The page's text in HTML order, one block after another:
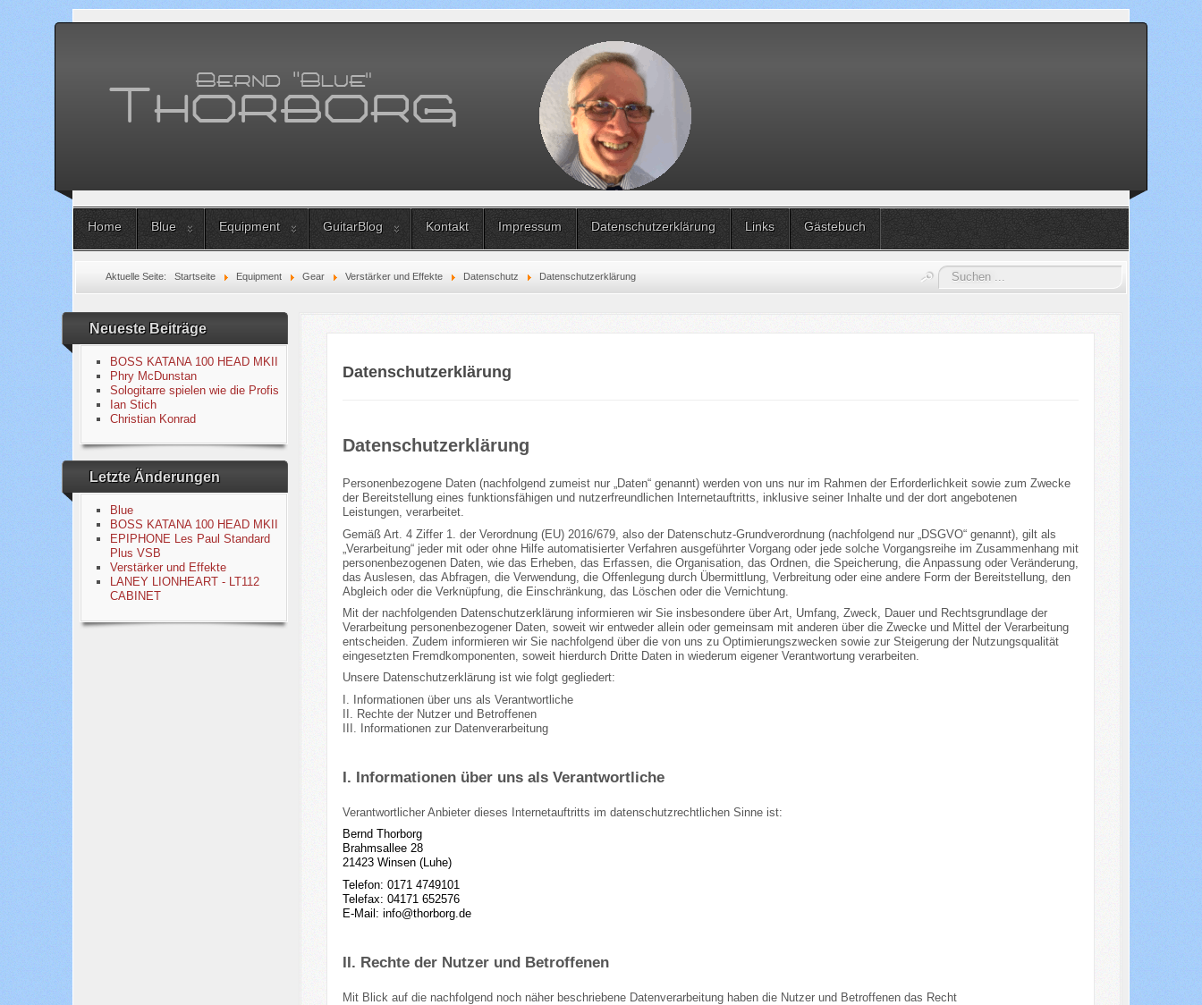
Home Blue Equipment GuitarBlog Kontakt Impressum Datenschutzerklärung Links Gästebuch
Aktuelle Seite:Startseite Equipment Gear Verstärker und Effekte Datenschutz Datenschutzerklärung
Suchen
...
Neueste Beiträge
BOSS KATANA 100 HEAD MKII
Phry McDunstan
Sologitarre spielen wie die Profis
Ian Stich
Christian Konrad
Letzte Änderungen
Blue
BOSS KATANA 100 HEAD MKII
EPIPHONE Les Paul Standard
Plus VSB
Verstärker und Effekte
LANEY LIONHEART - LT112
CABINET
Datenschutzerklärung
Datenschutzerklärung
Personenbezogene Daten (nachfolgend zumeist nur „Daten“ genannt) werden von uns nur im Rahmen der Erforderlichkeit sowie zum Zwecke
der Bereitstellung eines funktionsfähigen und nutzerfreundlichen Internetauftritts, inklusive seiner Inhalte und der dort angebotenen
Leistungen, verarbeitet.
Gemäß Art. 4 Ziffer 1. der Verordnung (EU) 2016/679, also der Datenschutz-Grundverordnung (nachfolgend nur „DSGVO“ genannt), gilt als
„Verarbeitung“ jeder mit oder ohne Hilfe automatisierter Verfahren ausgeführter Vorgang oder jede solche Vorgangsreihe im Zusammenhang mit
personenbezogenen Daten, wie das Erheben, das Erfassen, die Organisation, das Ordnen, die Speicherung, die Anpassung oder Veränderung,
das Auslesen, das Abfragen, die Verwendung, die Offenlegung durch Übermittlung, Verbreitung oder eine andere Form der Bereitstellung, den
Abgleich oder die Verknüpfung, die Einschränkung, das Löschen oder die Vernichtung.
Mit der nachfolgenden Datenschutzerklärung informieren wir Sie insbesondere über Art, Umfang, Zweck, Dauer und Rechtsgrundlage der
Verarbeitung personenbezogener Daten, soweit wir entweder allein oder gemeinsam mit anderen über die Zwecke und Mittel der Verarbeitung
entscheiden. Zudem informieren wir Sie nachfolgend über die von uns zu Optimierungszwecken sowie zur Steigerung der Nutzungsqualität
eingesetzten Fremdkomponenten, soweit hierdurch Dritte Daten in wiederum eigener Verantwortung verarbeiten.
Unsere Datenschutzerklärung ist wie folgt gegliedert:
I. Informationen über uns als Verantwortliche
II. Rechte der Nutzer und Betroffenen
III. Informationen zur Datenverarbeitung
I. Informationen über uns als Verantwortliche
Verantwortlicher Anbieter dieses Internetauftritts im datenschutzrechtlichen Sinne ist:
Bernd Thorborg
Brahmsallee 28
21423 Winsen (Luhe)
Telefon: 0171 4749101
Telefax: 04171 652576
E-Mail: info@thorborg.de
II. Rechte der Nutzer und Betroffenen
Mit Blick auf die nachfolgend noch näher beschriebene Datenverarbeitung haben die Nutzer und Betroffenen das Recht